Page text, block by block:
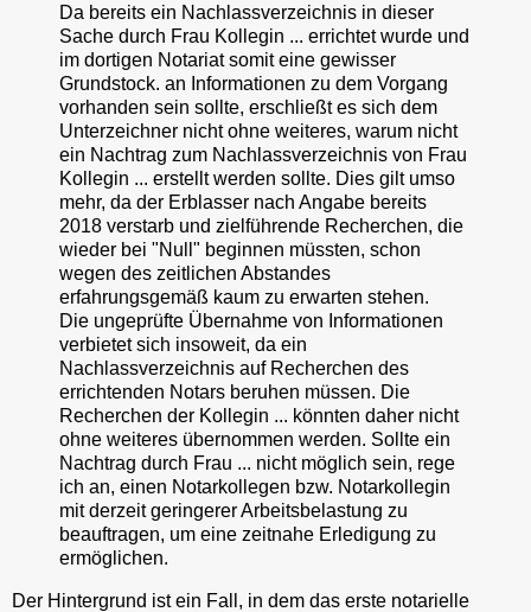
Da bereits ein Nachlassverzeichnis in dieser
Sache durch Frau Kollegin ... errichtet wurde und
im dortigen Notariat somit eine gewisser
Grundstock. an Informationen zu dem Vorgang
vorhanden sein sollte, erschließt es sich dem
Unterzeichner nicht ohne weiteres, warum nicht
ein Nachtrag zum Nachlassverzeichnis von Frau
Kollegin ... erstellt werden sollte. Dies gilt umso
mehr, da der Erblasser nach Angabe bereits
2018 verstarb und zielführende Recherchen, die
wieder bei "Null" beginnen müssten, schon
wegen des zeitlichen Abstandes
erfahrungsgemäß kaum zu erwarten stehen.
Die ungeprüfte Übernahme von Informationen
verbietet sich insoweit, da ein
Nachlassverzeichnis auf Recherchen des
errichtenden Notars beruhen müssen. Die
Recherchen der Kollegin ... könnten daher nicht
ohne weiteres übernommen werden. Sollte ein
Nachtrag durch Frau ... nicht möglich sein, rege
ich an, einen Notarkollegen bzw. Notarkollegin
mit derzeit geringerer Arbeitsbelastung zu
beauftragen, um eine zeitnahe Erledigung zu
ermöglichen.
Der Hintergrund ist ein Fall, in dem das erste notarielle